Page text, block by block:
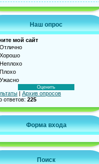
Наш опрос
мой сайт
Отлично
Хорошо
Неплохо
Плохо
Ужасно
| Архив опросов
ответов: 225
Форма входа
Поиск